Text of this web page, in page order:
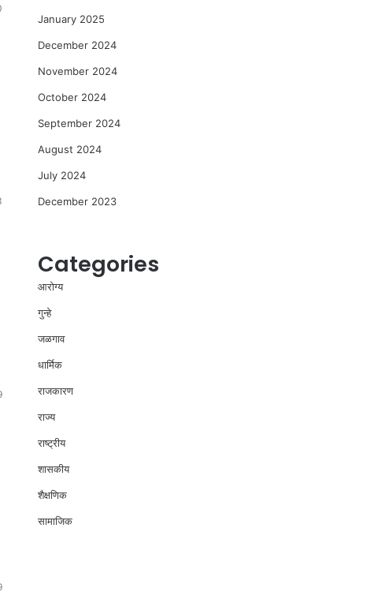
January 2025
December 2024
November 2024
October 2024
September 2024
August 2024
July 2024
December 2023
Categories
आरोग्य
गुन्हे
जळगाव
धार्मिक
राजकारण
राज्य
राष्ट्रीय
शासकीय
शैक्षणिक
सामाजिक